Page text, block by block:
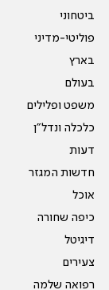
ביטחוני
פוליטי-מדיני
בארץ
בעולם
משפט ופלילים
כלכלה ונדל"ן
דעות
חדשות המגזר
אוכל
כיפה שחורה
דיגיטל
צעירים
רפואה שלמה